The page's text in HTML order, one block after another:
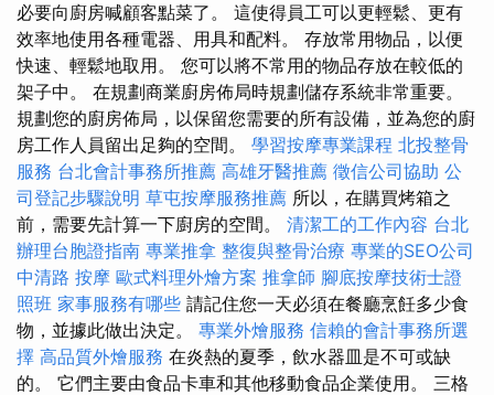
必要向廚房喊顧客點菜了。 這使得員工可以更輕鬆、更有
效率地使用各種電器、用具和配料。 存放常用物品，以便
快速、輕鬆地取用。 您可以將不常用的物品存放在較低的
架子中。 在規劃商業廚房佈局時規劃儲存系統非常重要。
規劃您的廚房佈局，以保留您需要的所有設備，並為您的廚
房工作人員留出足夠的空間。 學習按摩專業課程 北投整骨
服務 台北會計事務所推薦 高雄牙醫推薦 徵信公司協助 公
司登記步驟說明 草屯按摩服務推薦 所以，在購買烤箱之
前，需要先計算一下廚房的空間。 清潔工的工作內容 台北
辦理台胞證指南 專業推拿 整復與整骨治療 專業的SEO公司
中清路 按摩 歐式料理外燴方案 推拿師 腳底按摩技術士證
照班 家事服務有哪些 請記住您一天必須在餐廳烹飪多少食
物，並據此做出決定。 專業外燴服務 信賴的會計事務所選
擇 高品質外燴服務 在炎熱的夏季，飲水器皿是不可或缺
的。 它們主要由食品卡車和其他移動食品企業使用。 三格